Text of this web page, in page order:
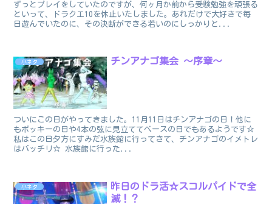
ずっとプレイをしていたのですが、何ヶ月か前から受験勉強を頑張る
といって、ドラクエ10を休止いたしました。あれだけで大好きで毎
日遊んでいたのに、その決断ができる若いのにしっかりと...
小ネタ チンアナゴ集会 ～序章～
ついにこの日がやってきました。11月11日はチンアナゴの日！他に
もポッキーの日や4本の弦に見立ててべースの日でもあるようです☆
私はこの日夕方にすみだ水族館に行ってきて、チンアナゴのイメトレ
はバッチリ☆ 水族館に行った...
小ネタ
昨日のドラ活☆スコルパイドで全
滅！？